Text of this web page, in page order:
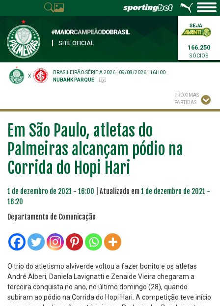
SITE OFICIAL
166.250
SÓCIOS
X
BRASILEIRÃO SÉRIE A 2026 09/08/2026
16H00
NUBANK PARQUE
PRÓXIMAS
PARTIDAS
Em São Paulo, atletas do
Palmeiras alcançam pódio na
Corrida do Hopi Hari
1 de dezembro de 2021 - 16:00 | Atualizado em1 de dezembro de 2021 -
16:20
Departamento de Comunicação
O trio do atletismo alviverde voltou a fazer bonito e os atletas
André Alberi, Daniela Lavignatti e Zenaide Vieira chegaram a
terceira conquista no ano, no último domingo (28), quando
subiram ao pódio na Corrida do Hopi Hari. A competição teve início